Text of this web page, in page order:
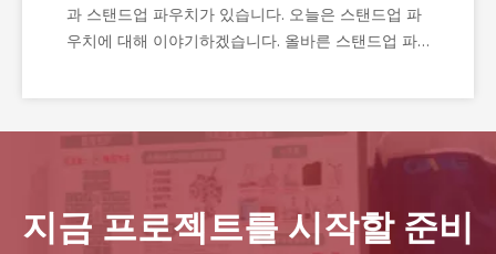
과 스탠드업 파우치가 있습니다. 오늘은 스탠드업 파
우치에 대해 이야기하겠습니다. 올바른 스탠드업 파
원하는 치수와 기능에 대한 이해가 필요합니다.
지금 프로젝트를 시작할 준비